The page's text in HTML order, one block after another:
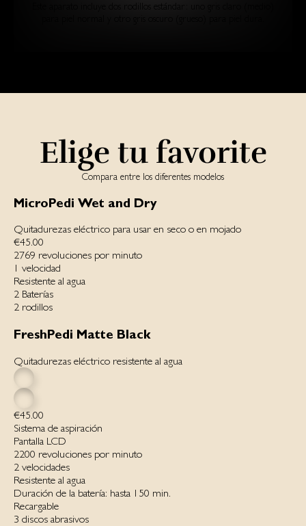
Este aparato incluye dos rodillos estándar: uno gris claro (medio)
Elige tu favorite
Compara entre los diferentes modelos
MicroPedi Wet and Dry
Quitadurezas eléctrico para usar en seco o en mojado
€45.00
2769 revoluciones por minuto
1 velocidad
Resistente al agua
2 Baterías
2 rodillos
FreshPedi Matte Black
Quitadurezas eléctrico resistente al agua
€45.00
Sistema de aspiración
Pantalla LCD
2200 revoluciones por minuto
2 velocidades
Resistente al agua
Duración de la batería: hasta 150 min.
Recargable
3 discos abrasivos